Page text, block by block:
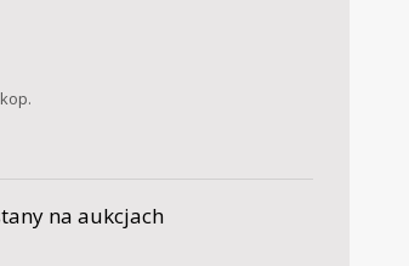
na aukcjach